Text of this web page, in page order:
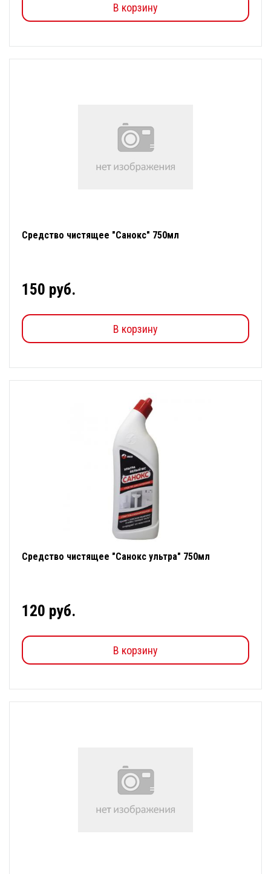
В корзину
Средство чистящее "Санокс" 750мл
150 руб.
В корзину
Средство чистящее "Санокс ультра" 750мл
120 руб.
В корзину